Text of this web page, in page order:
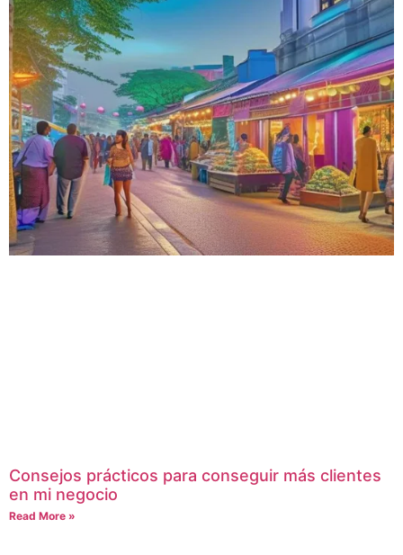
Consejos prácticos para conseguir más clientes
en mi negocio
Read More »